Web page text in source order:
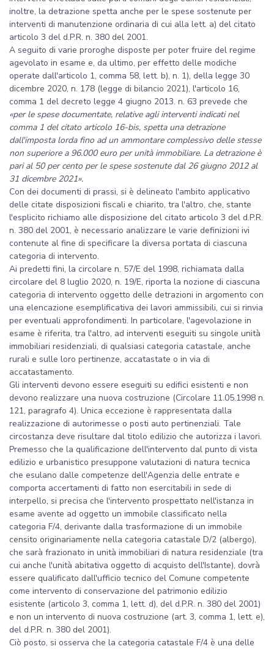
inoltre, la detrazione spetta anche per le spese sostenute per
interventi di manutenzione ordinaria di cui alla lett. a) del citato
articolo 3 del d.P.R. n. 380 del 2001.
A seguito di varie proroghe disposte per poter fruire del regime
agevolato in esame e, da ultimo, per effetto delle modiche
operate dall'articolo 1, comma 58, lett. b), n. 1), della legge 30
dicembre 2020, n. 178 (legge di bilancio 2021), l'articolo 16,
comma 1 del decreto legge 4 giugno 2013. n. 63 prevede che
«per le spese documentate, relative agli interventi indicati nel
comma 1 del citato articolo 16-bis, spetta una detrazione
dall'imposta lorda fino ad un ammontare complessivo delle stesse
non superiore a 96.000 euro per unità immobiliare. La detrazione è
pari al 50 per cento per le spese sostenute dal 26 giugno 2012 al
31 dicembre 2021».
Con dei documenti di prassi, si è delineato l'ambito applicativo
delle citate disposizioni fiscali e chiarito, tra l'altro, che, stante
l'esplicito richiamo alle disposizione del citato articolo 3 del d.P.R.
n. 380 del 2001, è necessario analizzare le varie definizioni ivi
contenute al fine di specificare la diversa portata di ciascuna
categoria di intervento.
Ai predetti fini, la circolare n. 57/E del 1998, richiamata dalla
circolare del 8 luglio 2020, n. 19/E, riporta la nozione di ciascuna
categoria di intervento oggetto delle detrazioni in argomento con
una elencazione esemplificativa dei lavori ammissibili, cui si rinvia
per eventuali approfondimenti. In particolare, l'agevolazione in
esame è riferita, tra l'altro, ad interventi eseguiti su singole unità
immobiliari residenziali, di qualsiasi categoria catastale, anche
rurali e sulle loro pertinenze, accatastate o in via di
accatastamento.
Gli interventi devono essere eseguiti su edifici esistenti e non
devono realizzare una nuova costruzione (Circolare 11.05.1998 n.
121, paragrafo 4). Unica eccezione è rappresentata dalla
realizzazione di autorimesse o posti auto pertinenziali. Tale
circostanza deve risultare dal titolo edilizio che autorizza i lavori.
Premesso che la qualificazione dell'intervento dal punto di vista
edilizio e urbanistico presuppone valutazioni di natura tecnica
che esulano dalle competenze dell'Agenzia delle entrate e
comporta accertamenti di fatto non esercitabili in sede di
interpello, si precisa che l'intervento prospettato nell'istanza in
esame avente ad oggetto un immobile classificato nella
categoria F/4, derivante dalla trasformazione di un immobile
censito originariamente nella categoria catastale D/2 (albergo),
che sarà frazionato in unità immobiliari di natura residenziale (tra
cui anche l'unità abitativa oggetto di acquisto dell'Istante), dovrà
essere qualificato dall'ufficio tecnico del Comune competente
come intervento di conservazione del patrimonio edilizio
esistente (articolo 3, comma 1, lett. d), del d.P.R. n. 380 del 2001)
e non un intervento di nuova costruzione (art. 3, comma 1, lett. e),
del d.P.R. n. 380 del 2001).
Ciò posto, si osserva che la categoria catastale F/4 è una delle